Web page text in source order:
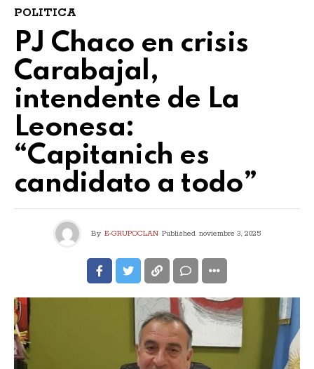
POLITICA
PJ Chaco en crisis
Carabajal,
intendente de La
Leonesa:
“Capitanich es
candidato a todo”
By E-GRUPOCLAN Published noviembre 3, 2025